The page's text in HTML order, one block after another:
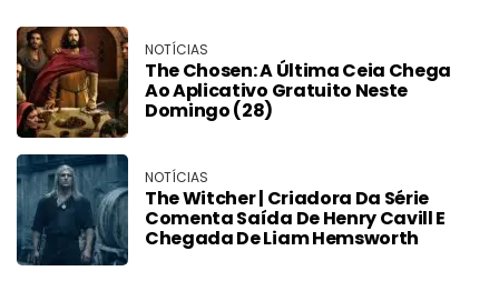
NOTÍCIAS
The Chosen: A Última Ceia Chega
Ao Aplicativo Gratuito Neste
Domingo (28)
NOTÍCIAS
The Witcher | Criadora Da Série
Comenta Saída De Henry Cavill E
Chegada De Liam Hemsworth